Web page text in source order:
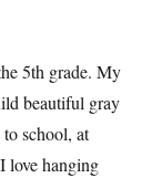
5th grade. My
beautiful gray
school, at
love hanging